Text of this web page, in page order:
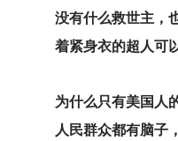
没有什么救世主，
着紧身衣的超人可
为什么只有美国人
人民群众都有脑子